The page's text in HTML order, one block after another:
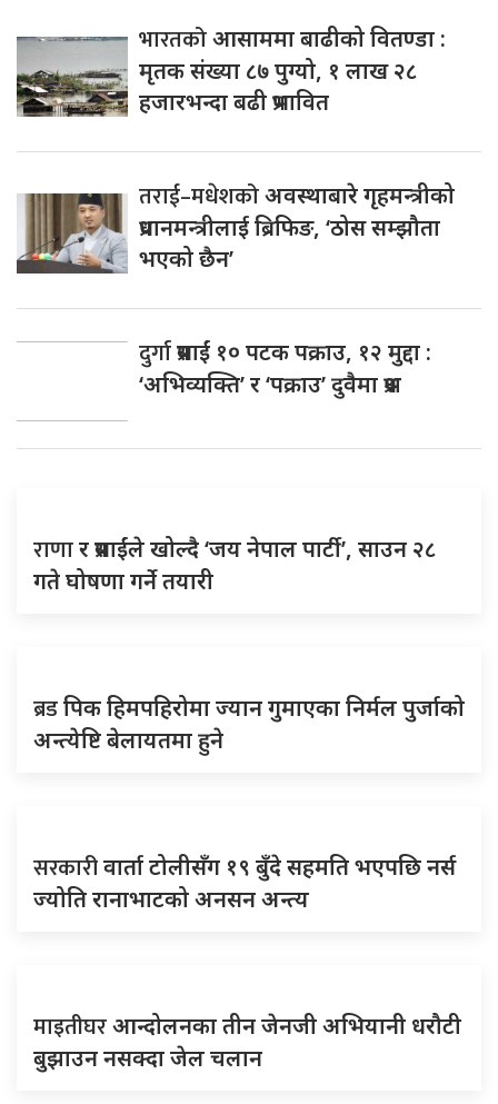
भारतकोआसाममा बाढीको वितण्डा :
मृतक संख्या ८७ पुग्यो, १ लाख २८
हजारभन्दा बढी प्रभावित
तराई–मधेशकोअवस्थाबारे गृहमन्त्रीको
प्रधानमन्त्रीलाई ब्रिफिङ, ‘ठोस सम्झौता
भएको छैन’
दुर्गाप्रसाईं १० पटक पक्राउ, १२ मुद्दा :
‘अभिव्यक्ति’ र ‘पक्राउ’ दुवैमा प्रश्न
राणार प्रसाईंले खोल्दै ‘जय नेपाल पार्टी’, साउन २८
गते घोषणा गर्ने तयारी
ब्रडपिक हिमपहिरोमा ज्यान गुमाएका निर्मल पुर्जाको
अन्त्येष्टि बेलायतमा हुने
सरकारीवार्ता टोलीसँग १९ बुँदे सहमति भएपछि नर्स
ज्योति रानाभाटको अनसन अन्त्य
माइतीघरआन्दोलनका तीन जेनजी अभियानी धरौटी
बुझाउन नसक्दा जेल चलान